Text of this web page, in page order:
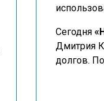
Сегодня
Дмитрия
долгов.